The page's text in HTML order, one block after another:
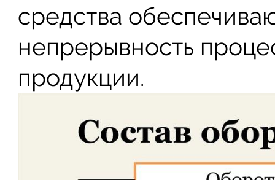
средства
непрерывность
продукции.